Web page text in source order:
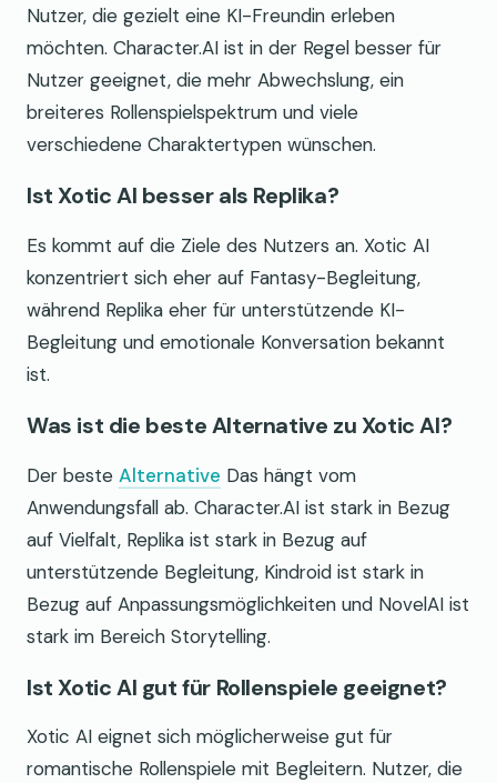
Nutzer, die gezielt eine KI-Freundin erleben
möchten. Character.AI ist in der Regel besser für
Nutzer geeignet, die mehr Abwechslung, ein
breiteres Rollenspielspektrum und viele
verschiedene Charaktertypen wünschen.
Ist Xotic AI besser als Replika?
Es kommt auf die Ziele des Nutzers an. Xotic AI
konzentriert sich eher auf Fantasy-Begleitung,
während Replika eher für unterstützende KI-
Begleitung und emotionale Konversation bekannt
ist.
Was ist die beste Alternative zu Xotic AI?
Der beste Alternative Das hängt vom
Anwendungsfall ab. Character.AI ist stark in Bezug
auf Vielfalt, Replika ist stark in Bezug auf
unterstützende Begleitung, Kindroid ist stark in
Bezug auf Anpassungsmöglichkeiten und NovelAI ist
stark im Bereich Storytelling.
Ist Xotic AI gut für Rollenspiele geeignet?
Xotic AI eignet sich möglicherweise gut für
romantische Rollenspiele mit Begleitern. Nutzer, die